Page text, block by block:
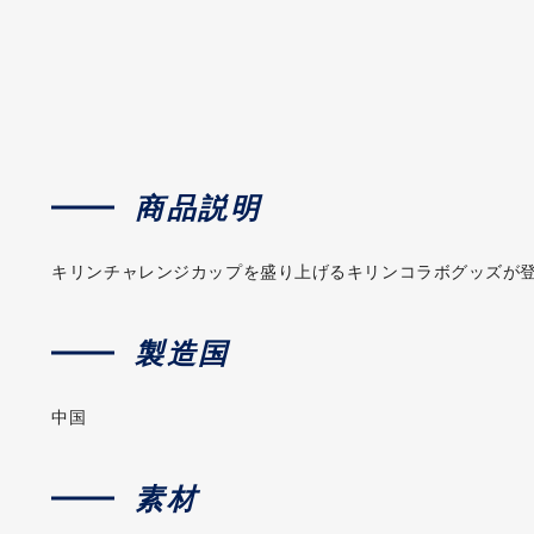
商品説明
キリンチャレンジカップを盛り上げるキリンコラボグッズが
製造国
中国
素材